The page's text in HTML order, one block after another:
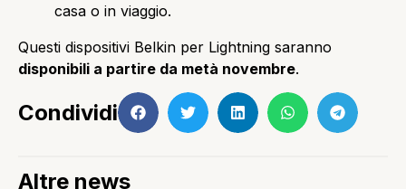
casa o in viaggio.
Questi dispositivi Belkin per Lightning saranno
disponibili a partire da metà novembre.
Condividi
Altre news